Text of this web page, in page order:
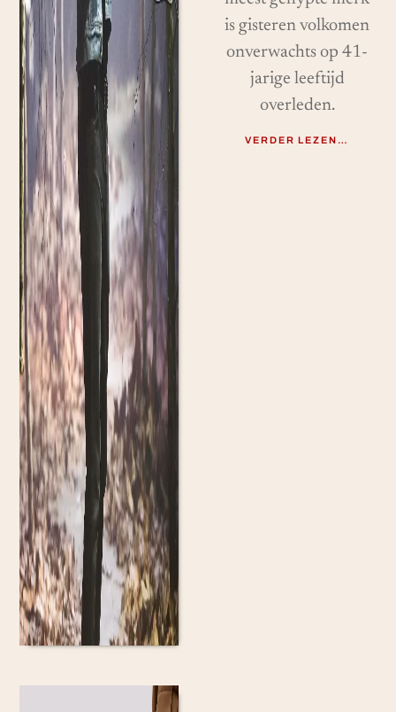
is gisteren volkomen
onverwachts op 41-
jarige leeftijd
overleden.
VERDER LEZEN…